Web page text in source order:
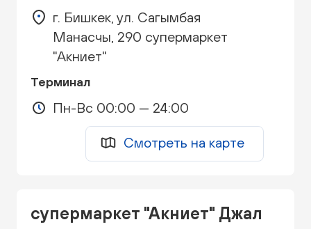
г. Бишкек, ул. Сагымбая
Манасчы, 290 супермаркет
"Акниет"
Терминал
Пн-Вс 00:00 — 24:00
Смотреть на карте
супермаркет "Акниет" Джал